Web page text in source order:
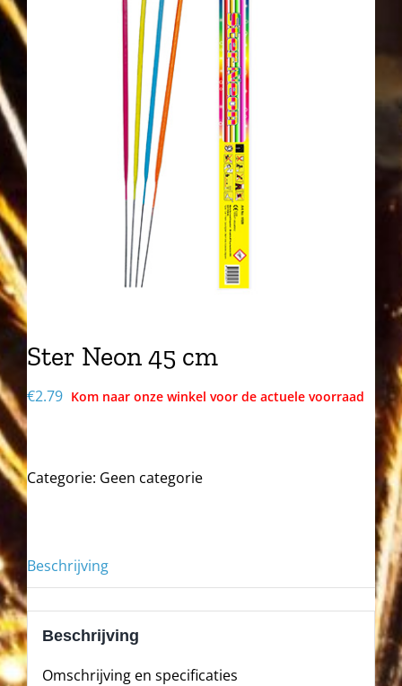
Ster Neon 45 cm
€2.79
Categorie: Geen categorie
Beschrijving
Beschrijving
Omschrijving en specificaties